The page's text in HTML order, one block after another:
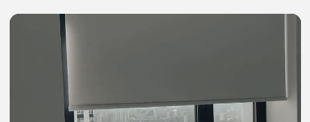
огромный выбор тканей и
профессиональный пошив завершат
образ вашего окна.